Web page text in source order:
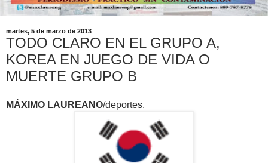
martes, 5 de marzo de 2013
TODO CLARO EN EL GRUPO A,
KOREA EN JUEGO DE VIDA O
MUERTE GRUPO B
MÁXIMO LAUREANO/deportes.